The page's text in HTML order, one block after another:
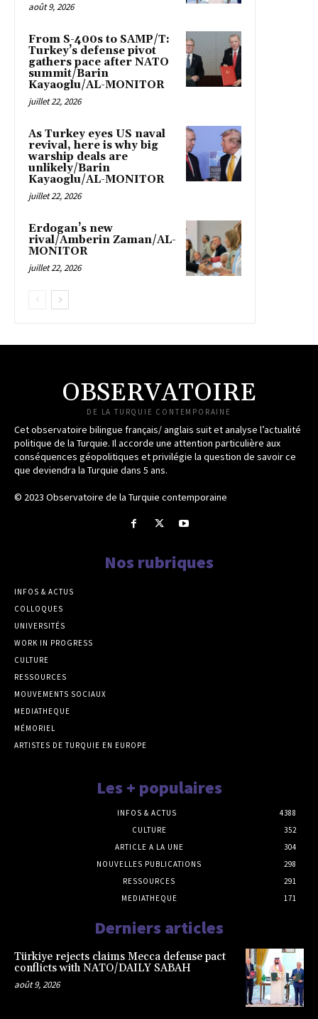
août 9, 2026
From S-400s to SAMP/T:
Turkey’s defense pivot
gathers pace after NATO
summit/Barin
Kayaoglu/AL-MONITOR
juillet 22, 2026
As Turkey eyes US naval
revival, here is why big
warship deals are
unlikely/Barin
Kayaoglu/AL-MONITOR
juillet 22, 2026
Erdogan’s new
rival/Amberin Zaman/AL-
MONITOR
juillet 22, 2026
OBSERVATOIRE
DE LA TURQUIE CONTEMPORAINE
Cet observatoire bilingue français/ anglais suit et analyse l’actualité
politique de la Turquie. Il accorde une attention particulière aux
conséquences géopolitiques et privilégie la question de savoir ce
que deviendra la Turquie dans 5 ans.
© 2023 Observatoire de la Turquie contemporaine
Nos rubriques
INFOS & ACTUS
COLLOQUES
UNIVERSITÉS
WORK IN PROGRESS
CULTURE
RESSOURCES
MOUVEMENTS SOCIAUX
MEDIATHEQUE
MÉMORIEL
ARTISTES DE TURQUIE EN EUROPE
Les + populaires
INFOS & ACTUS
4388
CULTURE
352
ARTICLE A LA UNE
304
NOUVELLES PUBLICATIONS
298
RESSOURCES
291
MEDIATHEQUE
171
Derniers articles
Türkiye rejects claims Mecca defense pact
conflicts with NATO/DAILY SABAH
août 9, 2026